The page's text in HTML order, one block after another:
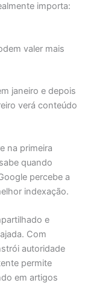
importa:
valer mais
janeiro e depois
verá conteúdo
na primeira
quando
percebe a
indexação.
e
Com
autoridade
permite
em artigos